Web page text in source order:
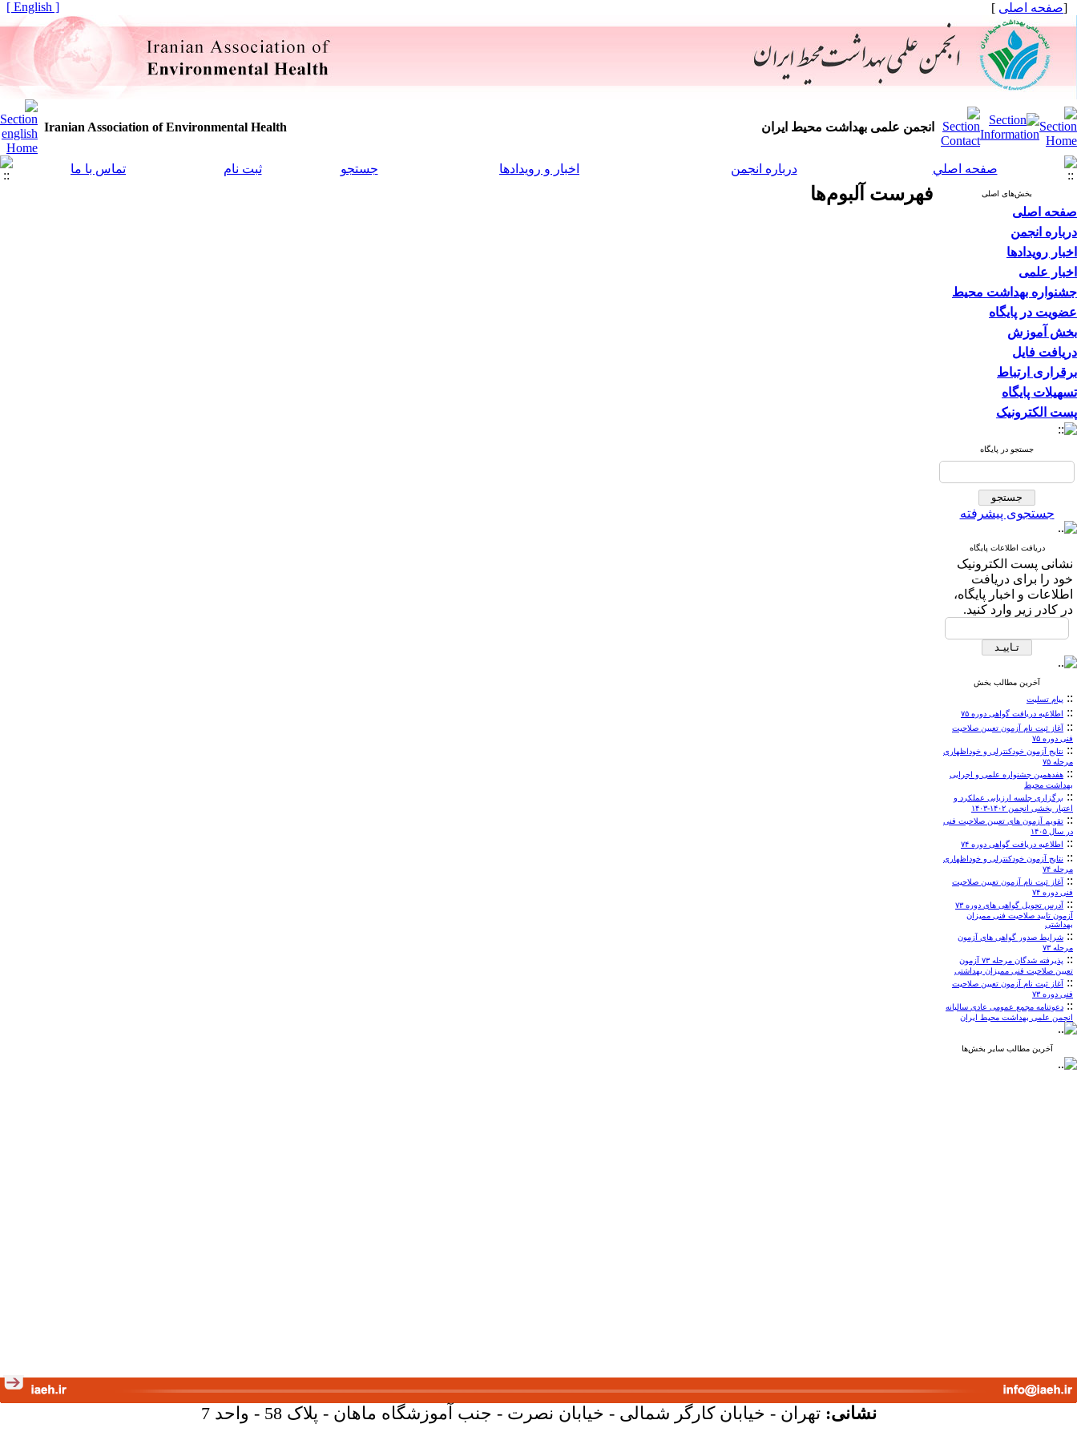
[صفحه اصلی ]
[ English ]
انجمن علمی بهداشت محیط ایران Iranian Association of Environmental Health
صفحه اصلي درباره انجمن اخبار و رویدادها جستجو ثبت نام تماس با ما
بخش‌های اصلی
صفحه اصلی
درباره انجمن
اخبار رویدادها
اخبار علمی
جشنواره بهداشت محیط
عضویت در پایگاه
بخش آموزش
دریافت فایل
برقراری ارتباط
تسهیلات پایگاه
پست الکترونیک
جستجو در پایگاه
جستجوی پیشرفته
دریافت اطلاعات پایگاه
نشانی پست الکترونیک
خود را برای دریافت
اطلاعات و اخبار پایگاه،
در کادر زیر وارد کنید.
آخرین مطالب بخش
:: پیام تسلیت
:: اطلاعیه دریافت گواهی دوره ۷۵
:: آغاز ثبت نام آزمون تعیین صلاحیت
فنی دوره ۷۵
:: نتایج آزمون خودکنترلی و خوداظهاری
مرحله ۷۵
:: هفدهمین جشنواره علمی و اجرایی
بهداشت محیط
:: برگزاری جلسه ارزیابی عملکرد و
اعتبار بخشی انجمن ۱۴۰۲-۱۴۰۳
:: تقویم آزمون های تعیین صلاحیت فنی
در سال ۱۴۰۵
:: اطلاعیه دریافت گواهی دوره ۷۴
:: نتایج آزمون خودکنترلی و خوداظهاری
مرحله ۷۴
:: آغاز ثبت نام آزمون تعیین صلاحیت
فنی دوره ۷۴
::
آدرس تحویل گواهی های دوره ۷۳
آزمون تایید صلاحیت فنی ممیزان
بهداشتی
:: شرایط صدور گواهی های آزمون
مرحله ۷۳
::
پذیرفته شدگان مرحله ۷۳ آزمون
تعیین صلاحیت فنی ممیزان بهداشتی
:: آغاز ثبت نام آزمون تعیین صلاحیت
فنی دوره ۷۳
:: دعوتنامه مجمع عمومی عادی سالیانه
انجمن علمی بهداشت محیط ایران
آخرین مطالب سایر بخش‌ها
فهرست آلبوم‌ها
نشانی: تهران - خیابان کارگر شمالی - خیابان نصرت - جنب آموزشگاه ماهان - پلاک 58 - واحد 7